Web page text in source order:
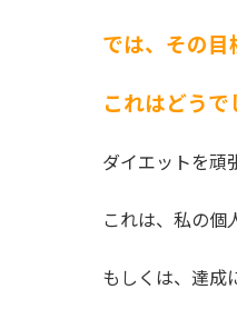
では、その目
これはどうで
ダイエットを頑
これは、私の個
もしくは、達成